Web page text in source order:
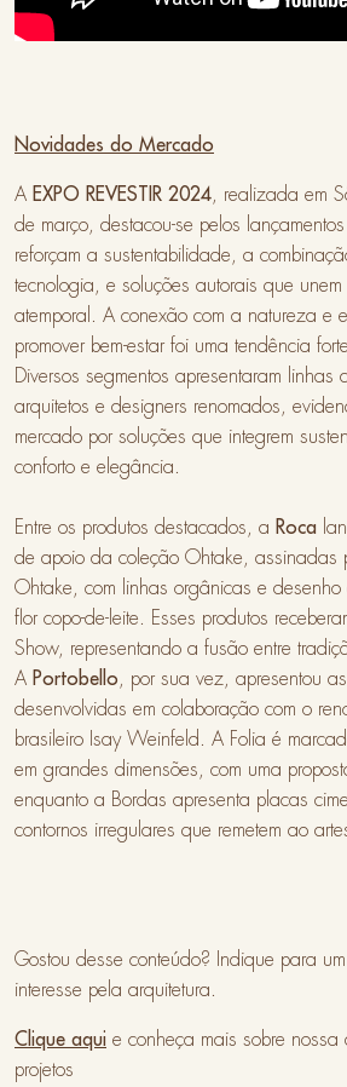
Novidades do Mercado
A EXPO REVESTIR 2024 , realizada em
de março, destacou-se pelos
reforçam a sustentabilidade, a
tecnologia, e soluções autorais que
atemporal. A conexão com a natureza e
promover bem-estar foi uma tendência
Diversos segmentos apresentaram linhas
arquitetos e designers renomados,
mercado por soluções que integrem
conforto e elegância.
Entre os produtos destacados, a Roca
de apoio da coleção Ohtake, assinadas
Ohtake, com linhas orgânicas e desenho
flor copo-de-leite. Esses produtos
Show, representando a fusão entre
A Portobello , por sua vez, apresentou
desenvolvidas em colaboração com o
brasileiro Isay Weinfeld. A Folia é
em grandes dimensões, com uma
enquanto a Bordas apresenta placas
contornos irregulares que remetem ao
Gostou desse conteúdo? Indique para
interesse pela arquitetura.
Clique aqui e conheça mais sobre nossa
projetos